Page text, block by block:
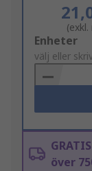
Add
to
Basket
Enheter
välj eller
över